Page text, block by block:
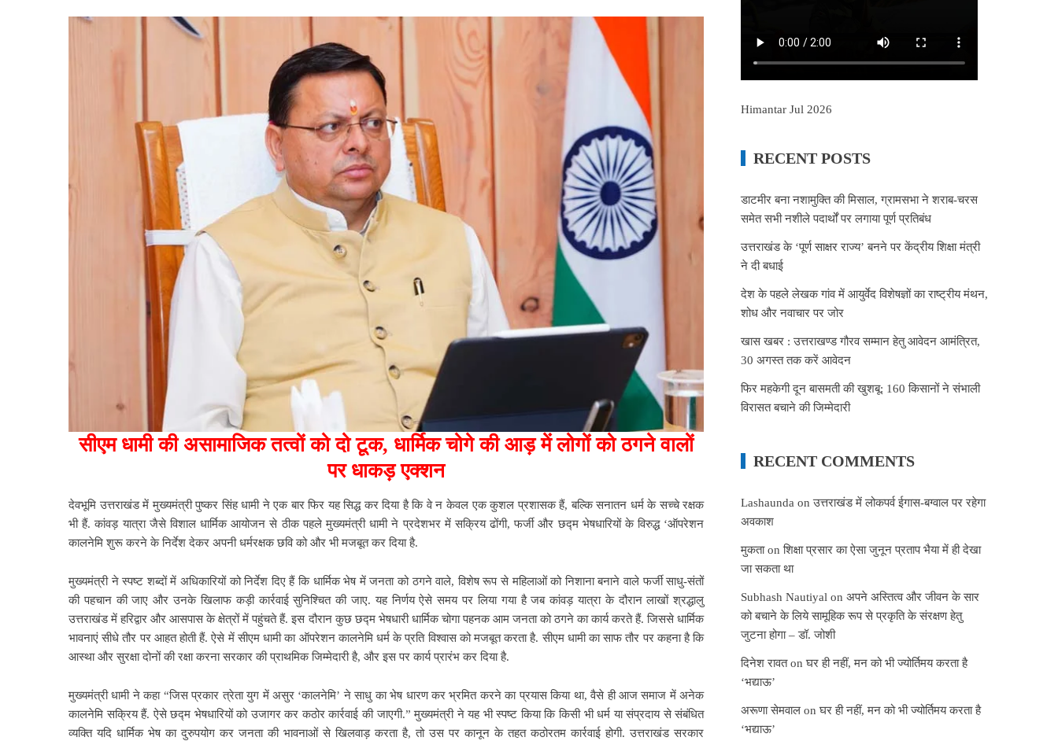
सीएम धामी की असामाजिक तत्वों को दो टूक, धार्मिक चोगे की आड़ में लोगों को ठगने वालों
पर धाकड़ एक्शन
देवभूमि उत्तराखंड में मुख्यमंत्री पुष्कर सिंह धामी ने एक बार फिर यह सिद्ध कर दिया है कि वे न केवल एक कुशल प्रशासक हैं, बल्कि सनातन धर्म के सच्चे रक्षक
भी हैं. कांवड़ यात्रा जैसे विशाल धार्मिक आयोजन से ठीक पहले मुख्यमंत्री धामी ने प्रदेशभर में सक्रिय ढोंगी, फर्जी और छद्म भेषधारियों के विरुद्ध ‘ऑपरेशन
कालनेमि शुरू करने के निर्देश देकर अपनी धर्मरक्षक छवि को और भी मजबूत कर दिया है.
मुख्यमंत्री ने स्पष्ट शब्दों में अधिकारियों को निर्देश दिए हैं कि धार्मिक भेष में जनता को ठगने वाले, विशेष रूप से महिलाओं को निशाना बनाने वाले फर्जी साधु-संतों
की पहचान की जाए और उनके खिलाफ कड़ी कार्रवाई सुनिश्चित की जाए. यह निर्णय ऐसे समय पर लिया गया है जब कांवड़ यात्रा के दौरान लाखों श्रद्धालु
उत्तराखंड में हरिद्वार और आसपास के क्षेत्रों में पहुंचते हैं. इस दौरान कुछ छद्म भेषधारी धार्मिक चोगा पहनक आम जनता को ठगने का कार्य करते हैं. जिससे धार्मिक
भावनाएं सीधे तौर पर आहत होती हैं. ऐसे में सीएम धामी का ऑपरेशन कालनेमि धर्म के प्रति विश्वास को मजबूत करता है. सीएम धामी का साफ तौर पर कहना है कि
आस्था और सुरक्षा दोनों की रक्षा करना सरकार की प्राथमिक जिम्मेदारी है, और इस पर कार्य प्रारंभ कर दिया है.
मुख्यमंत्री धामी ने कहा “जिस प्रकार त्रेता युग में असुर ‘कालनेमि’ ने साधु का भेष धारण कर भ्रमित करने का प्रयास किया था, वैसे ही आज समाज में अनेक
कालनेमि सक्रिय हैं. ऐसे छद्म भेषधारियों को उजागर कर कठोर कार्रवाई की जाएगी.” मुख्यमंत्री ने यह भी स्पष्ट किया कि किसी भी धर्म या संप्रदाय से संबंधित
व्यक्ति यदि धार्मिक भेष का दुरुपयोग कर जनता की भावनाओं से खिलवाड़ करता है, तो उस पर कानून के तहत कठोरतम कार्रवाई होगी. उत्तराखंड सरकार
Himantar Jul 2026
RECENT POSTS
डाटमीर बना नशामुक्ति की मिसाल, ग्रामसभा ने शराब-चरस
समेत सभी नशीले पदार्थों पर लगाया पूर्ण प्रतिबंध
उत्तराखंड के ‘पूर्ण साक्षर राज्य’ बनने पर केंद्रीय शिक्षा मंत्री
ने दी बधाई
देश के पहले लेखक गांव में आयुर्वेद विशेषज्ञों का राष्ट्रीय मंथन,
शोध और नवाचार पर जोर
खास खबर : उत्तराखण्ड गौरव सम्मान हेतु आवेदन आमंत्रित,
30 अगस्त तक करें आवेदन
फिर महकेगी दून बासमती की खुशबू: 160 किसानों ने संभाली
विरासत बचाने की जिम्मेदारी
RECENT COMMENTS
Lashaunda onउत्तराखंड में लोकपर्व ईगास-बग्वाल पर रहेगा
अवकाश
मुकताonशिक्षा प्रसार का ऐसा जुनून प्रताप भैया में ही देखा
जा सकता था
Subhash Nautiyal onअपने अस्तित्व और जीवन के सार
को बचाने के लिये सामूहिक रूप से प्रकृति के संरक्षण हेतु
जुटना होगा – डॉ. जोशी
दिनेश रावतonघर ही नहीं, मन को भी ज्योर्तिमय करता है
‘भद्याऊ’
अरूणा सेमवाल onघर ही नहीं, मन को भी ज्योर्तिमय करता है
‘भद्याऊ’